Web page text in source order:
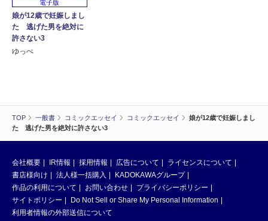
TOP 一般書 コミックエッセイ コミックエッセイ
娘が12歳で妊娠しまし
た 逃げた男を絶対に許さない3
電子版
娘が12歳で妊娠しまし
た 逃げた男を絶対に
許さない3
ゆっぺ
会社概要 IR情報 採用情報 広告について
ライセンスについて
書店様向け
法人様一括購入
KADOKAWAグループ
作品の利用について
お問い合わせ
プライバシーポリシー
サイトポリシー
Do Not Sell or Share My Personal Information
利用者情報の外部送信について